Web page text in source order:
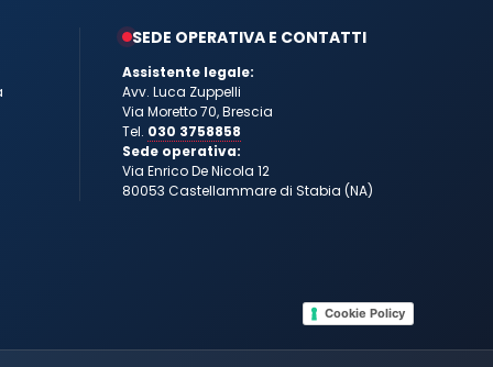
SEDE OPERATIVA E CONTATTI
Assistente legale:
Avv. Luca Zuppelli
Via Moretto 70, Brescia
Tel. 030 3758858
Sede operativa:
Via Enrico De Nicola 12
80053 Castellammare di Stabia (NA)
Cookie Policy